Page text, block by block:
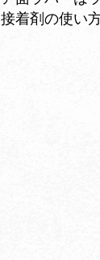
接着剤の使い